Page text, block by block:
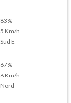
83%
5 Km/h
Sud E
67%
6Km/h
Nord